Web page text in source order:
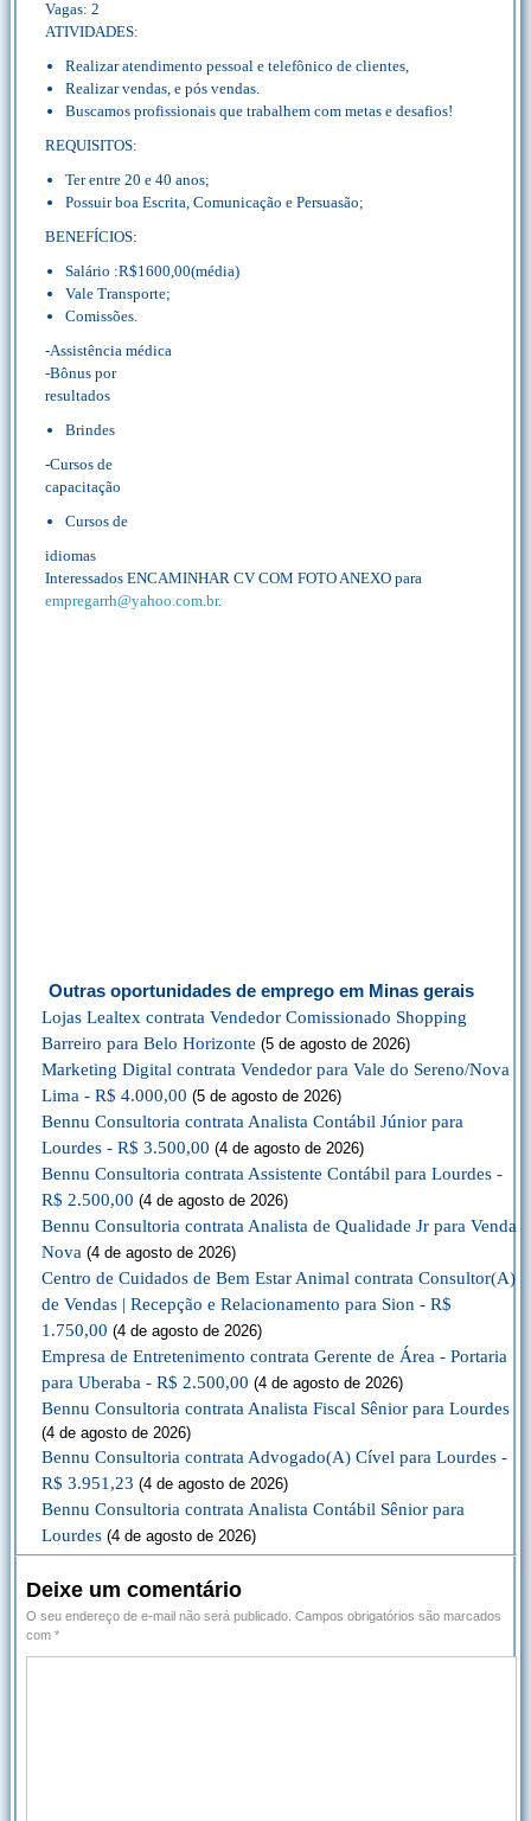
Vagas: 2
ATIVIDADES:
Realizar atendimento pessoal e telefônico de clientes,
Realizar vendas, e pós vendas.
Buscamos profissionais que trabalhem com metas e desafios!
REQUISITOS:
Ter entre 20 e 40 anos;
Possuir boa Escrita, Comunicação e Persuasão;
BENEFÍCIOS:
Salário :R$1600,00(média)
Vale Transporte;
Comissões.
-Assistência médica
-Bônus por
resultados
Brindes
-Cursos de
capacitação
Cursos de
idiomas
Interessados ENCAMINHAR CV COM FOTO ANEXO para
empregarrh@yahoo.com.br.
Outras oportunidades de emprego em Minas gerais
Lojas Lealtex contrata Vendedor Comissionado Shopping
Barreiro para Belo Horizonte (5 de agosto de 2026)
Marketing Digital contrata Vendedor para Vale do Sereno/Nova
Lima - R$ 4.000,00 (5 de agosto de 2026)
Bennu Consultoria contrata Analista Contábil Júnior para
Lourdes - R$ 3.500,00 (4 de agosto de 2026)
Bennu Consultoria contrata Assistente Contábil para Lourdes -
R$ 2.500,00 (4 de agosto de 2026)
Bennu Consultoria contrata Analista de Qualidade Jr para Venda
Nova (4 de agosto de 2026)
Centro de Cuidados de Bem Estar Animal contrata Consultor(A)
de Vendas | Recepção e Relacionamento para Sion - R$
1.750,00 (4 de agosto de 2026)
Empresa de Entretenimento contrata Gerente de Área - Portaria
para Uberaba - R$ 2.500,00 (4 de agosto de 2026)
Bennu Consultoria contrata Analista Fiscal Sênior para Lourdes
(4 de agosto de 2026)
Bennu Consultoria contrata Advogado(A) Cível para Lourdes -
R$ 3.951,23 (4 de agosto de 2026)
Bennu Consultoria contrata Analista Contábil Sênior para
Lourdes (4 de agosto de 2026)
Deixe um comentário
O seu endereço de e-mail não será publicado. Campos obrigatórios são marcados
com *